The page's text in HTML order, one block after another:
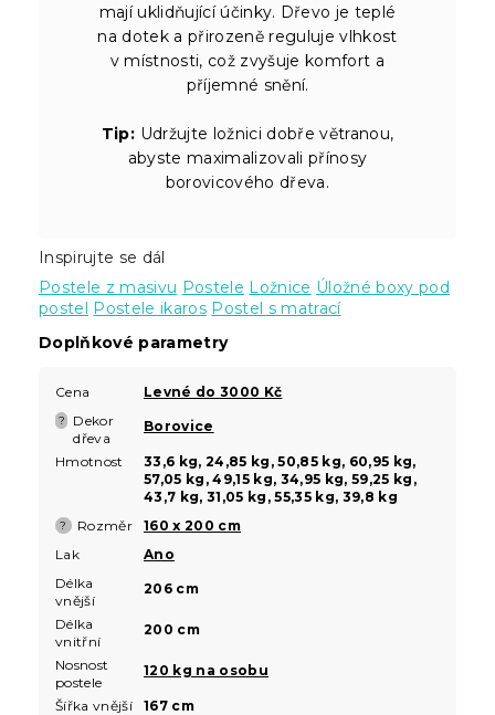
mají uklidňující účinky. Dřevo je teplé
na dotek a přirozeně reguluje vlhkost
v místnosti, což zvyšuje komfort a
příjemné snění.
Tip: Udržujte ložnici dobře větranou,
abyste maximalizovali přínosy
borovicového dřeva.
Inspirujte se dál
Postele z masivu Postele Ložnice Úložné boxy pod
postel Postele ikaros Postel s matrací
Doplňkové parametry
Cena Levné do 3000 Kč
?
Dekor
dřeva
Borovice
Hmotnost
33,6 kg, 24,85 kg, 50,85 kg, 60,95 kg,
57,05 kg, 49,15 kg, 34,95 kg, 59,25 kg,
43,7 kg, 31,05 kg, 55,35 kg, 39,8 kg
? Rozměr
160 x 200 cm
Lak
Ano
Délka
vnější
206 cm
Délka
vnitřní
200 cm
Nosnost
postele
120 kg na osobu
Šířka vnější
167 cm